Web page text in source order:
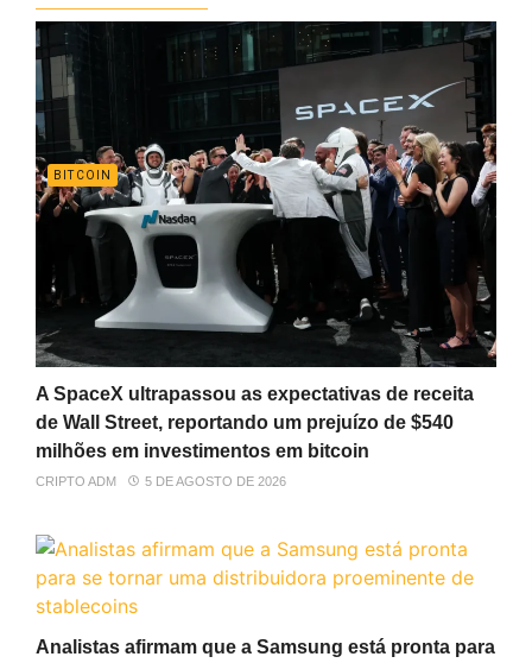
BITCOIN
A SpaceX ultrapassou as expectativas de receita
de Wall Street, reportando um prejuízo de $540
milhões em investimentos em bitcoin
CRIPTO ADM 5 DE AGOSTO DE 2026
Analistas afirmam que a Samsung está pronta para